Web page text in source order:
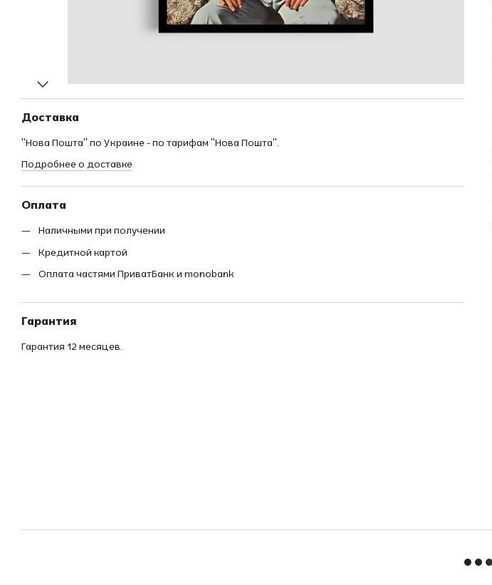
Доставка
"Нова Пошта" по Украине - по тарифам "Нова Пошта".
Подробнее о доставке
Оплата
Наличными при получении
Кредитной картой
Оплата частями ПриватБанк и monobank
Гарантия
Гарантия 12 месяцев.